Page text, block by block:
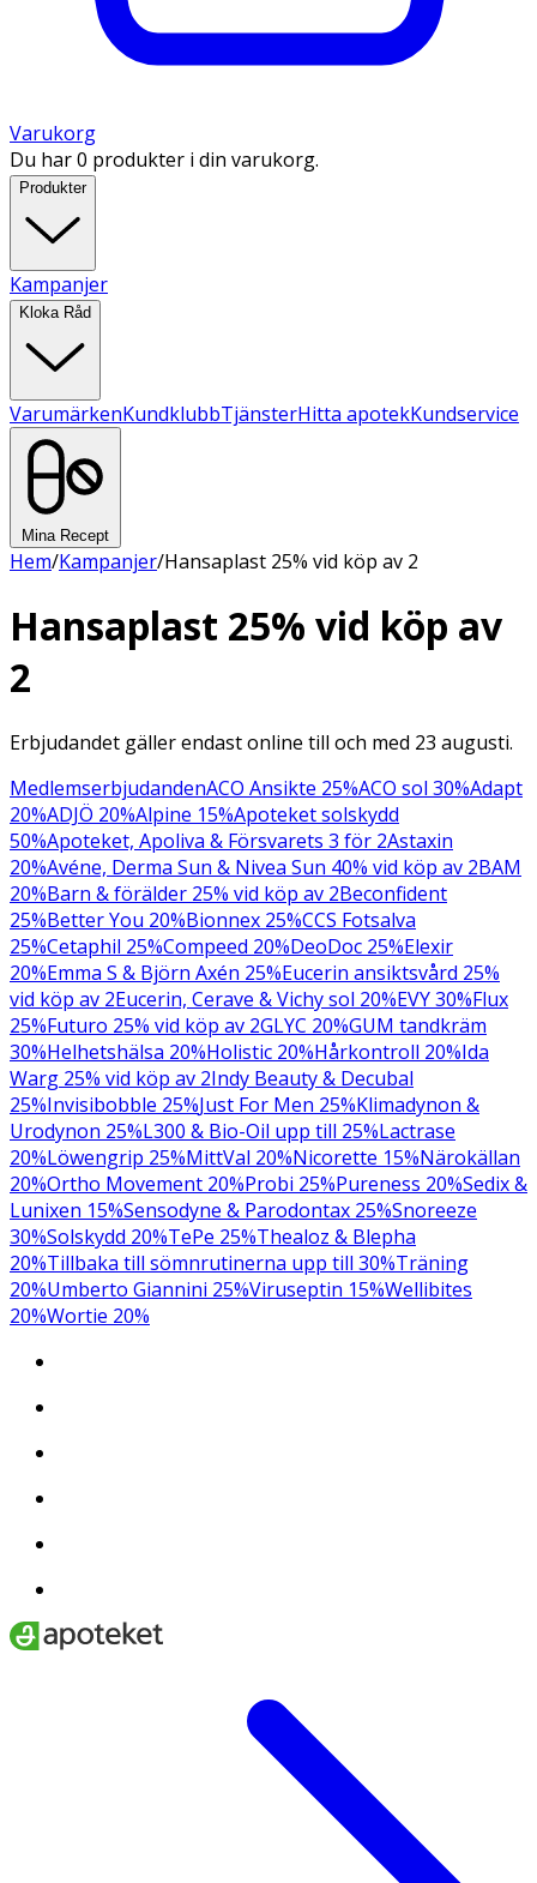
Varukorg
Du har 0 produkter i din varukorg.
Produkter
Kampanjer
Kloka Råd
VarumärkenKundklubbTjänsterHitta apotekKundservice
Mina Recept
Hem/Kampanjer/Hansaplast 25% vid köp av 2
Hansaplast 25% vid köp av
2
Erbjudandet gäller endast online till och med 23 augusti.
MedlemserbjudandenACO Ansikte 25%ACO sol 30%Adapt
20%ADJÖ 20%Alpine 15%Apoteket solskydd
50%Apoteket, Apoliva & Försvarets 3 för 2Astaxin
20%Avéne, Derma Sun & Nivea Sun 40% vid köp av 2BAM
20%Barn & förälder 25% vid köp av 2Beconfident
25%Better You 20%Bionnex 25%CCS Fotsalva
25%Cetaphil 25%Compeed 20%DeoDoc 25%Elexir
20%Emma S & Björn Axén 25%Eucerin ansiktsvård 25%
vid köp av 2Eucerin, Cerave & Vichy sol 20%EVY 30%Flux
25%Futuro 25% vid köp av 2GLYC 20%GUM tandkräm
30%Helhetshälsa 20%Holistic 20%Hårkontroll 20%Ida
Warg 25% vid köp av 2Indy Beauty & Decubal
25%Invisibobble 25%Just For Men 25%Klimadynon &
Urodynon 25%L300 & Bio-Oil upp till 25%Lactrase
20%Löwengrip 25%MittVal 20%Nicorette 15%Närokällan
20%Ortho Movement 20%Probi 25%Pureness 20%Sedix &
Lunixen 15%Sensodyne & Parodontax 25%Snoreeze
30%Solskydd 20%TePe 25%Thealoz & Blepha
20%Tillbaka till sömnrutinerna upp till 30%Träning
20%Umberto Giannini 25%Viruseptin 15%Wellibites
20%Wortie 20%